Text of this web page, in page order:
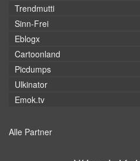
Trendmutti
Sinn-Frei
Eblogx
Cartoonland
Picdumps
Ulkinator
Emok.tv
Alle Partner